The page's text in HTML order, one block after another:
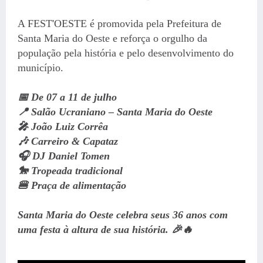
A FEST'OESTE é promovida pela Prefeitura de
Santa Maria do Oeste e reforça o orgulho da
população pela história e pelo desenvolvimento do
município.
📅 De 07 a 11 de julho
📍 Salão Ucraniano – Santa Maria do Oeste
🎤 João Luiz Corrêa
🎶 Carreiro & Capataz
🎧 DJ Daniel Tomen
🐎 Tropeada tradicional
🍔 Praça de alimentação
Santa Maria do Oeste celebra seus 36 anos com
uma festa à altura de sua história. 🎉🔥